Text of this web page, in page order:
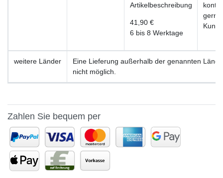
Artikelbeschreibung
41,90 €
6 bis 8 Werktage
gerne
weitere Länder
Eine Lieferung außerhalb der genannten
nicht möglich.
Zahlen Sie bequem per